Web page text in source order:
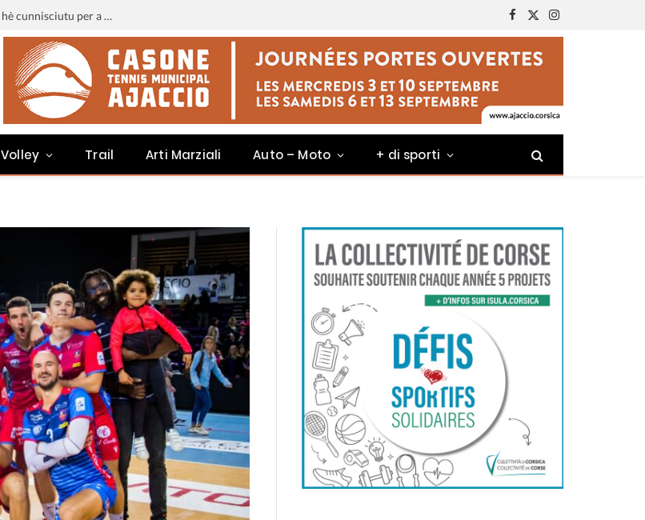
Liga 3 : u calendariu di u Sporting Club di Bastia hè cunnisciutu per a staghjoni 2026-2027
Facebook
X
(Twitter)
Instagram
Volley Trail Arti Marziali Auto – Moto + di sporti